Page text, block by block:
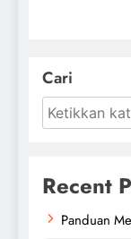
Cari
Recent
Panduan